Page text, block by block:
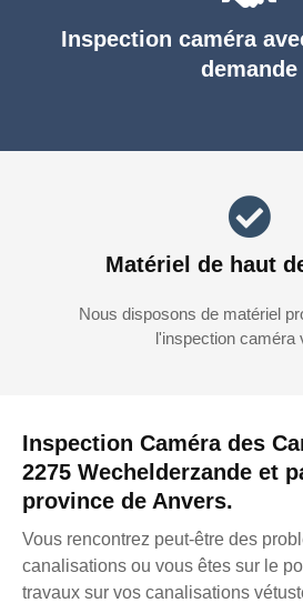
Inspection Caméra des
2275 Wechelderzande et
province de Anvers.
Vous rencontrez peut-être des
canalisations ou vous êtes sur le
travaux sur vos canalisations
Inspection caméra
demande
Matériel de haut
Nous disposons de matériel
l'inspection caméra